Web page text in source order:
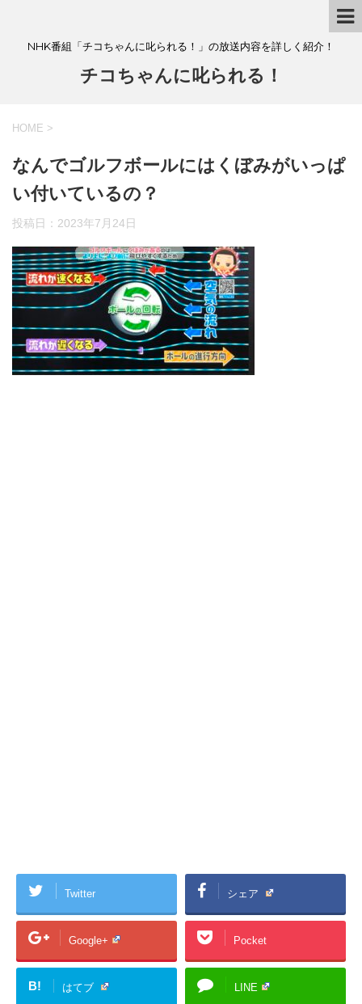
NHK番組「チコちゃんに叱られる！」の放送内容を詳しく紹介！
チコちゃんに叱られる！
HOME >
なんでゴルフボールにはくぼみがいっぱ
い付いているの？
投稿日： 2023年7月24日
Twitter シェア
Google+ Pocket
B! はてブ LINE